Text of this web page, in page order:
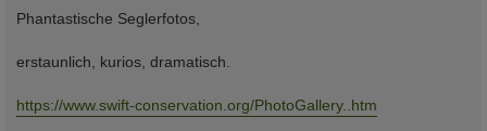
i
a
g
Phantastische Seglerfotos,
erstaunlich, kurios, dramatisch.
https://www.swift-conservation.org/PhotoGallery..htm